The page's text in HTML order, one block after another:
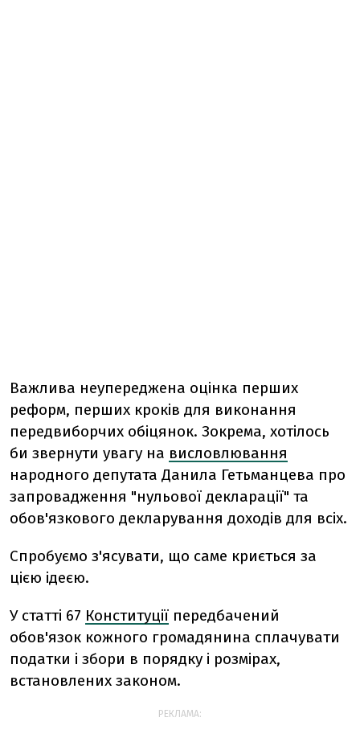
Важлива неупереджена оцінка перших
реформ, перших кроків для виконання
передвиборчих обіцянок. Зокрема, хотілось
би звернути увагу на висловлювання
народного депутата Данила Гетьманцева про
запровадження "нульової декларації" та
обов'язкового декларування доходів для всіх.
Спробуємо з'ясувати, що саме криється за
цією ідеєю.
У статті 67 Конституції передбачений
обов'язок кожного громадянина сплачувати
податки і збори в порядку і розмірах,
встановлених законом.
РЕКЛАМА: